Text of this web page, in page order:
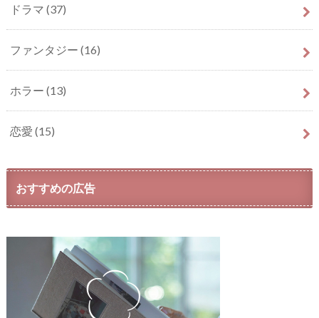
ドラマ (37)
ファンタジー (16)
ホラー (13)
恋愛 (15)
おすすめの広告